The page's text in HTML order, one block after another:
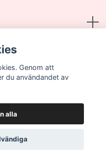
Dogs
Genom att
du användandet av
alla